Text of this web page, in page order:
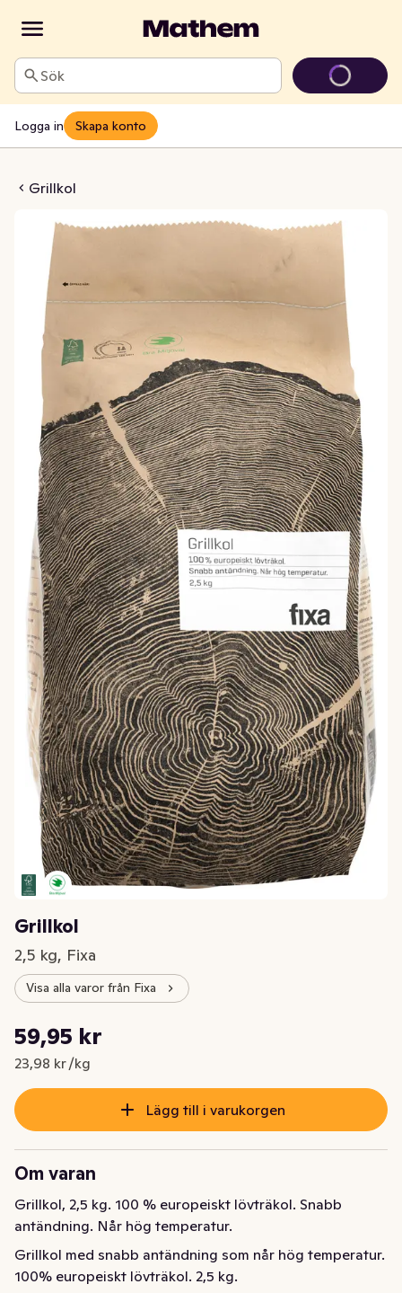
Sök
Logga in Skapa konto
Grillkol
Grillkol
2,5 kg, Fixa
Visa alla varor från Fixa
Nuvarande pris är: 59,95 kr
59,95 kr
23,98 kr /kg
Styckpris: 23,98 kr /kg
Lägg till i varukorgen
Om varan
Grillkol, 2,5 kg. 100 % europeiskt lövträkol. Snabb
antändning. Når hög temperatur.
Grillkol med snabb antändning som når hög temperatur.
100% europeiskt lövträkol. 2,5 kg.